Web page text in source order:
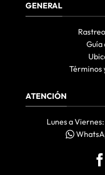
GENERAL
Guía
Términos
ATENCIÓN
Lunes a